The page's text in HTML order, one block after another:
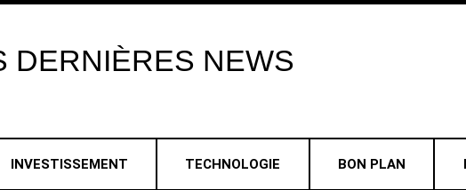
DERNIÈRES NEWS
INVESTISSEMENT TECHNOLOGIE BON PLAN